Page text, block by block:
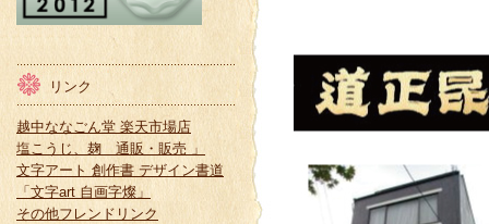
リンク
越中ななごん堂 楽天市場店
塩こうじ、麹 通販・販売 」
文字アート 創作書 デザイン書道
「文字art 自画字燦」
その他フレンドリンク